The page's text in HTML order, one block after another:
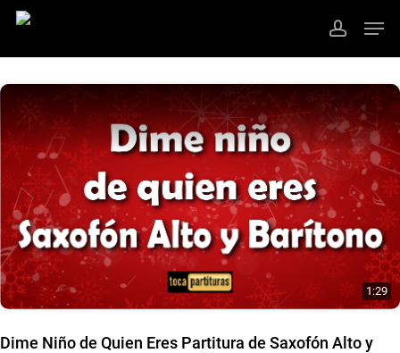
Skip
account
1:29
Dime Niño de Quien Eres Partitura de Saxofón Alto y